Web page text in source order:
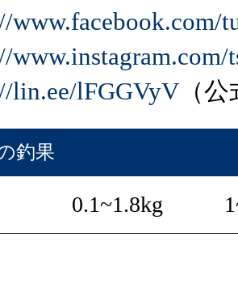
www.facebook.com/
www.instagram.com/
lin.ee/lFGGVyV （
釣果
0.1~1.8kg